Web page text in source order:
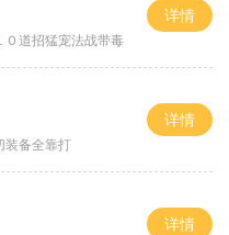
０道招猛宠法战带毒
详情
装备全靠打
详情
详情